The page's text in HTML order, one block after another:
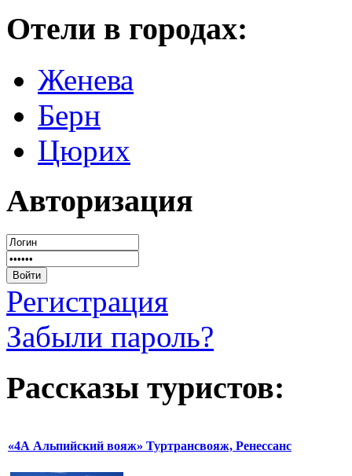
Отели в городах:
Женева
Берн
Цюрих
Авторизация
Регистрация
Забыли пароль?
Рассказы туристов:
«4А Альпийский вояж» Туртрансвояж, Ренессанс